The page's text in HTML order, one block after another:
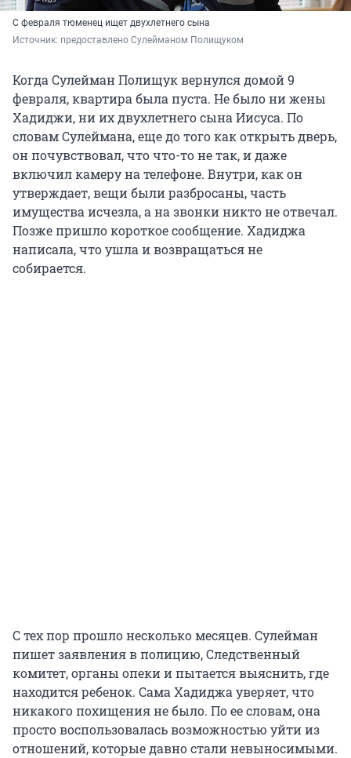
С февраля тюменец ищет двухлетнего сына
Источник: предоставлено Сулейманом Полищуком
Когда Сулейман Полищук вернулся домой 9
февраля, квартира была пуста. Не было ни жены
Хадиджи, ни их двухлетнего сына Иисуса. По
словам Сулеймана, еще до того как открыть дверь,
он почувствовал, что что-то не так, и даже
включил камеру на телефоне. Внутри, как он
утверждает, вещи были разбросаны, часть
имущества исчезла, а на звонки никто не отвечал.
Позже пришло короткое сообщение. Хадиджа
написала, что ушла и возвращаться не
собирается.
С тех пор прошло несколько месяцев. Сулейман
пишет заявления в полицию, Следственный
комитет, органы опеки и пытается выяснить, где
находится ребенок. Сама Хадиджа уверяет, что
никакого похищения не было. По ее словам, она
просто воспользовалась возможностью уйти из
отношений, которые давно стали невыносимыми.